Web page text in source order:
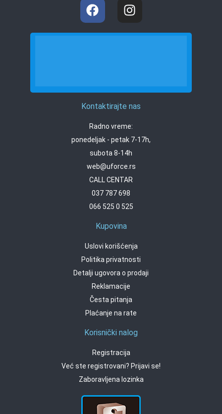
Kontaktirajte nas
Radno vreme:
ponedeljak - petak 7-17h,
subota 8-14h
web@uforce.rs
CALL CENTAR
037 787 698
066 525 0 525
Kupovina
Uslovi korišćenja
Politika privatnosti
Detalji ugovora o prodaji
Reklamacije
Česta pitanja
Plaćanje na rate
Korisnički nalog
Registracija
Već ste registrovani? Prijavi se!
Zaboravljena lozinka